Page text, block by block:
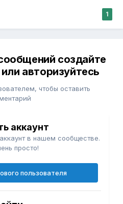
1
создайте
авторизуйтесь
чтобы оставить
аккаунт
в нашем сообществе.
просто!
пользователя